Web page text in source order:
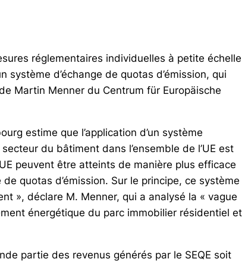
réglementaires individuelles à petite échelle
système d’échange de quotas d’émission, qui
Martin Menner du Centrum für Europäische
estime que l’application d’un système
du bâtiment dans l’ensemble de l’UE est
peuvent être atteints de manière plus efficace
quotas d’émission. Sur le principe, ce système
», déclare M. Menner, qui a analysé la « vague
énergétique du parc immobilier résidentiel et
partie des revenus générés par le SEQE soit